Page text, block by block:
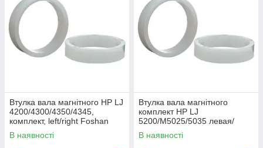
Втулка вала магнітного HP LJ
4200/4300/4350/4345,
комплект, left/right Foshan
(MAG-1338A-BSH-Foshan)
В наявності
Втулка вала магнітного
комплект HP LJ
5200/M5025/5035 левая/
правая Foshan (MAG-7516A-
BSH-Foshan)
В наявності